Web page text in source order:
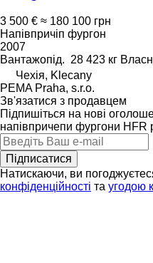
3 500 € ≈ 180 100 грн
Напівпричіп фургон
2007
Вантажопід. 28 423 кг
Чехія, Klecany
PEMA Praha, s.r.o.
Зв'язатися з продавцем
Підпишіться на нові
напівпричепи фургони HFR
Підписатися
Натискаючи, ви
конфіденційності та угодою